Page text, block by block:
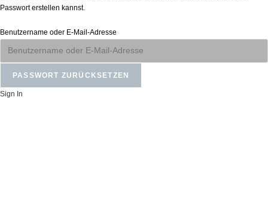
Passwort erstellen kannst.
Benutzername oder E-Mail-Adresse
Sign In